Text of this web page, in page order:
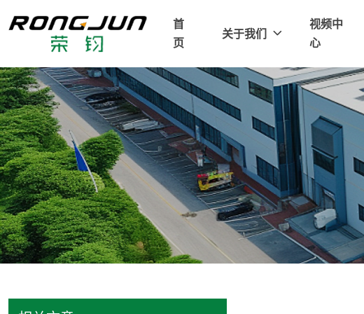
首
页
关于我们
视频中
心